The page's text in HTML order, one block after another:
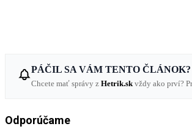
PÁČIL SA VÁM TENTO ČLÁNOK?
Chcete mať správy z Hetrik.sk vždy ako prví?
Odporúčame